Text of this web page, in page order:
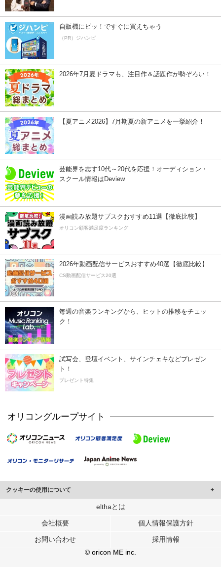
自販機にピッ！ですぐに買えちゃう
（PR）ジハンピ
2026年7月夏ドラマも、注目作＆話題作が勢ぞろい！
【夏アニメ2026】7月期夏の新アニメを一挙紹介！
芸能界を志す10代～20代を応援！オーディション・
スクール情報はDeview
漫画読み放題サブスクおすすめ11選【徹底比較】
オリコン顧客満足度ランキング
2026年動画配信サービスおすすめ40選【徹底比較】
CS動画配信サービス20選
毎週の音楽ランキングから、ヒットの推移をチェッ
ク！
試写会、登壇イベント、サインチェキなどプレゼン
ト！
プレゼント特集
オリコングループサイト
クッキーの使用について
このサイトでは Cookie を使用して、ユーザーに合わせたコンテンツや広告の
行っています。
メディアや広告配信、データ解析の各パートナーに提供しています。
各パートナーは、この情報とユーザーが各パートナーに提供した他の情報や、
ユーザーが各パートナーのサービスを使用したときに収集した他の情報を組み
elthaとは
会社概要 個人情報保護方針
お問い合わせ
採用情報
© oricon ME inc.